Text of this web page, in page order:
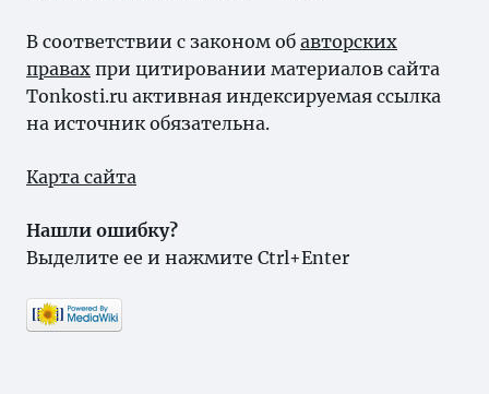
В соответствии с законом об авторских
правах при цитировании материалов сайта
Tonkosti.ru активная индексируемая ссылка
на источник обязательна.
Карта сайта
Нашли ошибку?
Выделите ее и нажмите Ctrl+Enter